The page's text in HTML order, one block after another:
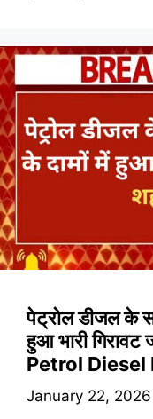
पेट्रोल डीजल के
हुआ भारी
Petrol Diesel
January 22, 2026